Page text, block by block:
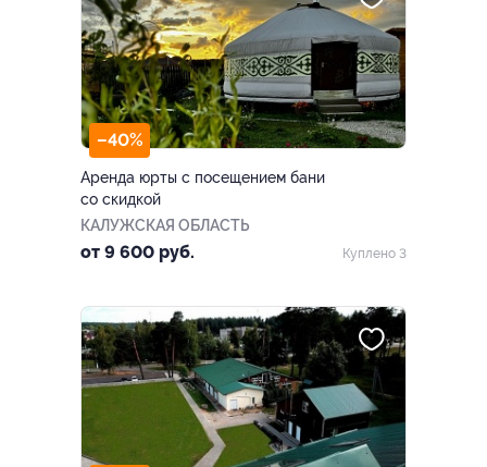
–40%
Аренда юрты с посещением бани
со скидкой
КАЛУЖСКАЯ ОБЛАСТЬ
от 9 600 руб. Куплено 3